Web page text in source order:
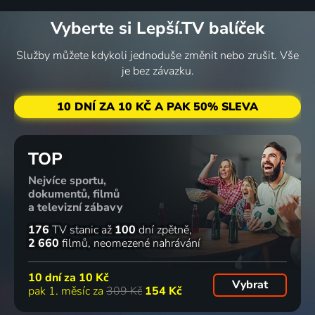
48
slunce
2010 | Peru | Akční, Dobrodružný, Fantasy
92
73 dílů
2011-2019 | USA, Velká Británie | Fantasy, Akční, Dobrodružný, Drama, Pohádka, Thriller
87
9 dílů
Za zdí
2014 | USA | Thriller, Animovaný, Dobrodružný, Drama, Fantasy
87
6 dílů
království
86%
24 dílů
Carnivale
2003-2005 | USA | Thriller, Drama, Fantasy, Mysteriózní
86%
8 dílů
Tučňák
85
88 dílů
Originals
2013-2018 | USA | Akční, Dobrodružný, Drama, Fantasy, Horor, Mysteriózní, Science Fiction
85%
61 dílů
Co děláme
v
temnotách
2019-2024 | USA | Horor, Fantasy, Komedie
84
288 dílů 83
3 díly 83
28 dílů 82
16 dílů
Peacemaker
Vyberte si Lepší.TV balíček
Služby můžete kdykoli jednoduše změnit nebo zrušit. Vše
je bez závazku.
10 DNÍ ZA 10 KČ A PAK 50% SLEVA
TOP
Nejvíce sportu,
dokumentů, filmů
a televizní zábavy
176 TV stanic až 100 dní zpětně
2 660 filmů neomezené nahrávání
10 dní za 10 Kč
pak 1. měsíc za 309 Kč 154 Kč Vybrat